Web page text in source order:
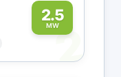
2.5
MW2